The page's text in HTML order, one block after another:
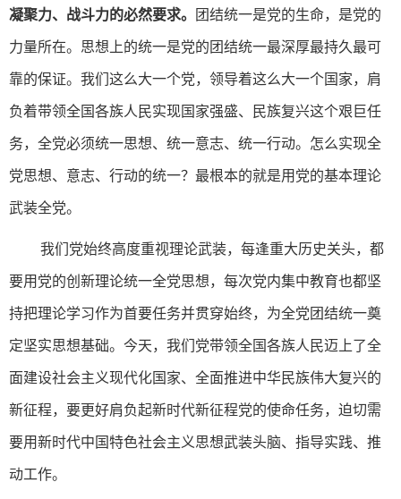
凝聚力、战斗力的必然要求。 团结统一是党的生命，是党的
力量所在。思想上的统一是党的团结统一最深厚最持久最可
靠的保证。我们这么大一个党，领导着这么大一个国家，肩
负着带领全国各族人民实现国家强盛、民族复兴这个艰巨任
务，全党必须统一思想、统一意志、统一行动。怎么实现全
党思想、意志、行动的统一？最根本的就是用党的基本理论
武装全党。
我们党始终高度重视理论武装，每逢重大历史关头，都
要用党的创新理论统一全党思想，每次党内集中教育也都坚
持把理论学习作为首要任务并贯穿始终，为全党团结统一奠
定坚实思想基础。今天，我们党带领全国各族人民迈上了全
面建设社会主义现代化国家、全面推进中华民族伟大复兴的
新征程，要更好肩负起新时代新征程党的使命任务，迫切需
要用新时代中国特色社会主义思想武装头脑、指导实践、推
动工作。